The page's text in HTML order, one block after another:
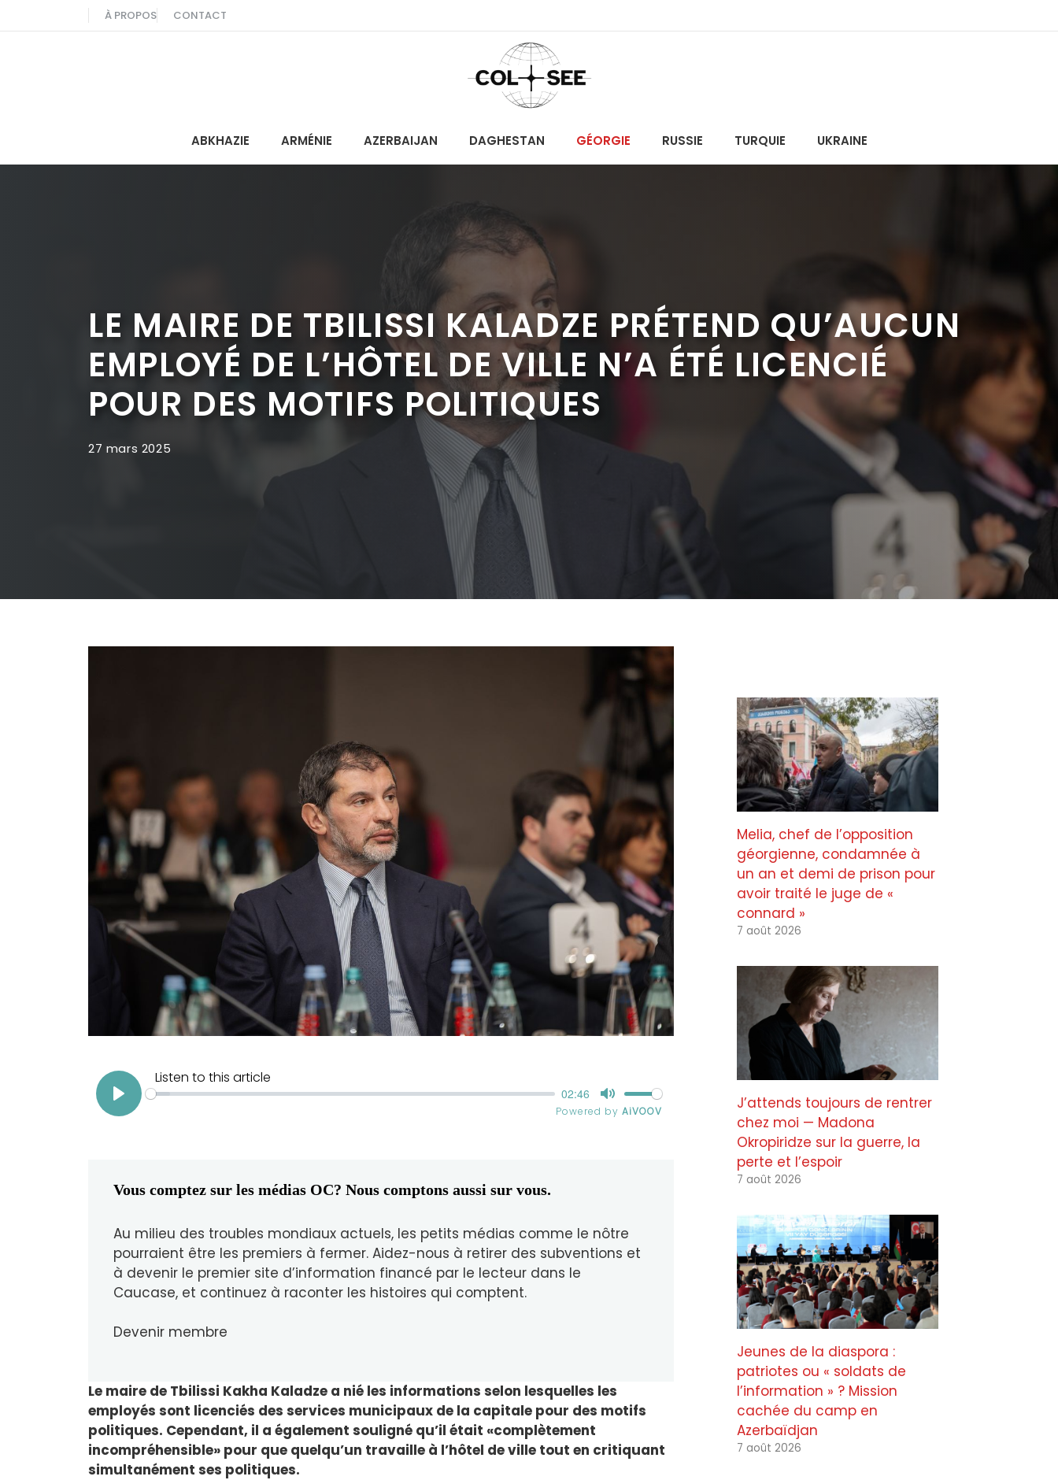
au
À PROPOS CONTACT
ABKHAZIE ARMÉNIE AZERBAIJAN DAGHESTAN GÉORGIE RUSSIE TURQUIE UKRAINE
LE MAIRE DE TBILISSI KALADZE PRÉTEND QU’AUCUN
EMPLOYÉ DE L’HÔTEL DE VILLE N’A ÉTÉ LICENCIÉ
POUR DES MOTIFS POLITIQUES
27 mars 2025
Vous comptez sur les médias OC? Nous comptons aussi sur vous.
Au milieu des troubles mondiaux actuels, les petits médias comme le nôtre
pourraient être les premiers à fermer. Aidez-nous à retirer des subventions et
à devenir le premier site d’information financé par le lecteur dans le
Caucase, et continuez à raconter les histoires qui comptent.
Devenir membre
Le maire de Tbilissi Kakha Kaladze a nié les informations selon lesquelles les
employés sont licenciés des services municipaux de la capitale pour des motifs
politiques. Cependant, il a également souligné qu’il était «complètement
incompréhensible» pour que quelqu’un travaille à l’hôtel de ville tout en critiquant
simultanément ses politiques.
Melia, chef de l’opposition
géorgienne, condamnée à
un an et demi de prison pour
avoir traité le juge de «
connard »
7 août 2026
J’attends toujours de rentrer
chez moi — Madona
Okropiridze sur la guerre, la
perte et l’espoir
7 août 2026
Jeunes de la diaspora :
patriotes ou « soldats de
l’information » ? Mission
cachée du camp en
Azerbaïdjan
7 août 2026